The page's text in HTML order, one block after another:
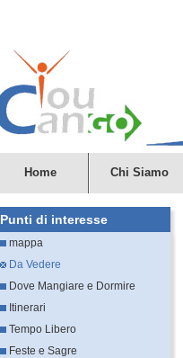
Home Chi Siamo
Punti di interesse
mappa
Da Vedere
Dove Mangiare e Dormire
Itinerari
Tempo Libero
Feste e Sagre